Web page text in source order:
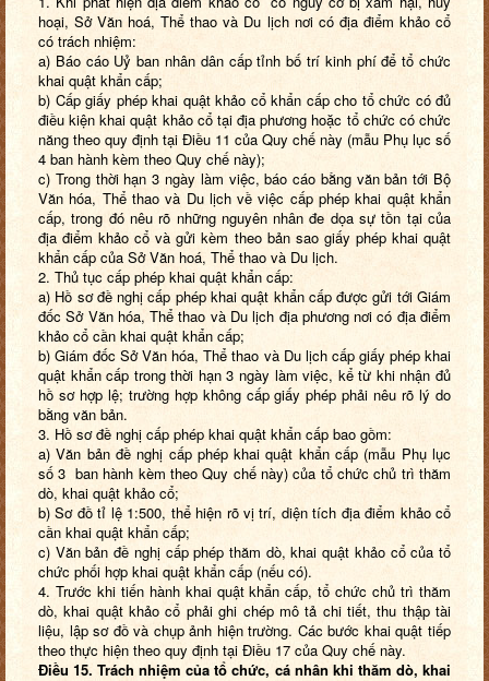
hoại, Sở Văn hoá, Thể thao và Du lịch nơi có địa điểm khảo cổ
có trách nhiệm:
a) Báo cáo Uỷ ban nhân dân cấp tỉnh bố trí kinh phí để tổ chức
khai quật khẩn cấp;
b) Cấp giấy phép khai quật khảo cổ khẩn cấp cho tổ chức có đủ
điều kiện khai quật khảo cổ tại địa phương hoặc tổ chức có chức
năng theo quy định tại Điều 11 của Quy chế này (mẫu Phụ lục số
4 ban hành kèm theo Quy chế này);
c) Trong thời hạn 3 ngày làm việc, báo cáo bằng văn bản tới Bộ
Văn hóa, Thể thao và Du lịch về việc cấp phép khai quật khẩn
cấp, trong đó nêu rõ những nguyên nhân đe dọa sự tồn tại của
địa điểm khảo cổ và gửi kèm theo bản sao giấy phép khai quật
khẩn cấp của Sở Văn hoá, Thể thao và Du lịch.
2. Thủ tục cấp phép khai quật khẩn cấp:
a) Hồ sơ đề nghị cấp phép khai quật khẩn cấp được gửi tới Giám
đốc Sở Văn hóa, Thể thao và Du lịch địa phương nơi có địa điểm
khảo cổ cần khai quật khẩn cấp;
b) Giám đốc Sở Văn hóa, Thể thao và Du lịch cấp giấy phép khai
quật khẩn cấp trong thời hạn 3 ngày làm việc, kể từ khi nhận đủ
hồ sơ hợp lệ; trường hợp không cấp giấy phép phải nêu rõ lý do
bằng văn bản.
3. Hồ sơ đề nghị cấp phép khai quật khẩn cấp bao gồm:
a) Văn bản đề nghị cấp phép khai quật khẩn cấp (mẫu Phụ lục
số 3 ban hành kèm theo Quy chế này) của tổ chức chủ trì thăm
dò, khai quật khảo cổ;
b) Sơ đồ tỉ lệ 1:500, thể hiện rõ vị trí, diện tích địa điểm khảo cổ
cần khai quật khẩn cấp;
c) Văn bản đề nghị cấp phép thăm dò, khai quật khảo cổ của tổ
chức phối hợp khai quật khẩn cấp (nếu có).
4. Trước khi tiến hành khai quật khẩn cấp, tổ chức chủ trì thăm
dò, khai quật khảo cổ phải ghi chép mô tả chi tiết, thu thập tài
liệu, lập sơ đồ và chụp ảnh hiện trường. Các bước khai quật tiếp
theo thực hiện theo quy định tại Điều 17 của Quy chế này.
Điều 15. Trách nhiệm của tổ chức, cá nhân khi thăm dò, khai